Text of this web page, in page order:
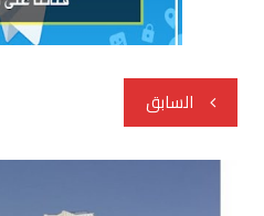
تصفّح
المقالات
السابق